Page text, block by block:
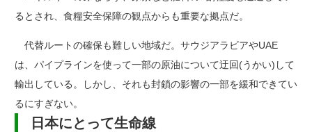
るとされ、食糧安全保障の観点からも重要な拠点だ。
代替ルートの確保も難しい地域だ。サウジアラビアやUAE
は、パイプラインを使って一部の原油について迂回(うかい)して
輸出している。しかし、それも封鎖の影響の一部を緩和できてい
るにすぎない。
日本にとって生命線